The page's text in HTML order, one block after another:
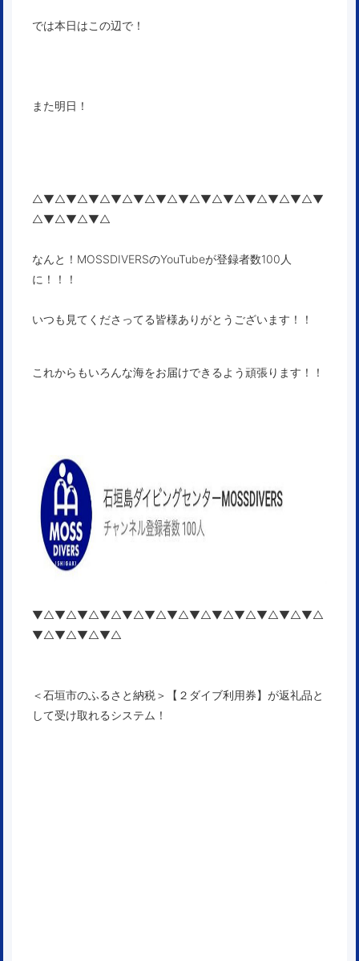
では本日はこの辺で！
また明日！
△▼△▼△▼△▼△▼△▼△▼△▼△▼△▼△▼△▼△▼
△▼△▼△▼△
なんと！MOSSDIVERSのYouTubeが登録者数100人
に！！！
いつも見てくださってる皆様ありがとうございます！！
これからもいろんな海をお届けできるよう頑張ります！！
▼△▼△▼△▼△▼△▼△▼△▼△▼△▼△▼△▼△▼△
▼△▼△▼△▼△
＜石垣市のふるさと納税＞【２ダイブ利用券】が返礼品と
して受け取れるシステム！